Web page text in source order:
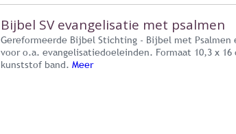
Bijbel SV evangelisatie met psalmen
Gereformeerde Bijbel Stichting - Bijbel met
voor o.a. evangelisatiedoeleinden. Formaat 10,3 x 16
kunststof band. Meer